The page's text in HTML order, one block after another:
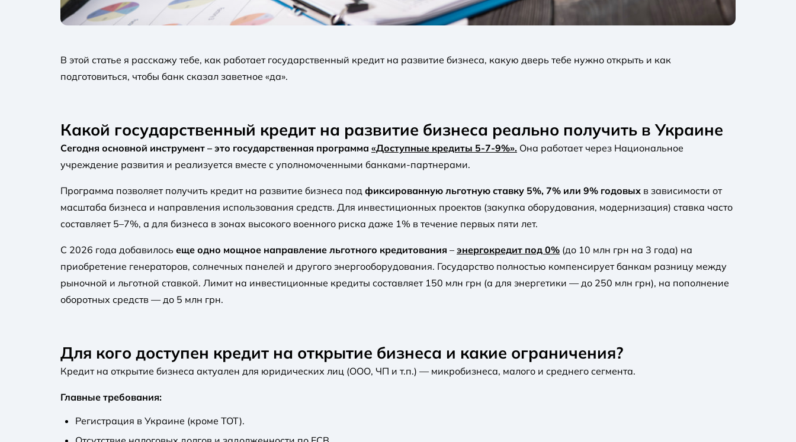
В этой статье я расскажу тебе, как работает государственный кредит на развитие бизнеса, какую дверь тебе нужно открыть и как
подготовиться, чтобы банк сказал заветное «да».
Какой государственный кредит на развитие бизнеса реально получить в Украине
Сегодня основной инструмент – это государственная программа «Доступные кредиты 5-7-9%». Она работает через Национальное
учреждение развития и реализуется вместе с уполномоченными банками-партнерами.
Программа позволяет получить кредит на развитие бизнеса под фиксированную льготную ставку 5%, 7% или 9% годовых в зависимости от
масштаба бизнеса и направления использования средств. Для инвестиционных проектов (закупка оборудования, модернизация) ставка часто
составляет 5–7%, а для бизнеса в зонах высокого военного риска даже 1% в течение первых пяти лет.
С 2026 года добавилось еще одно мощное направление льготного кредитования – энергокредит под 0% (до 10 млн грн на 3 года) на
приобретение генераторов, солнечных панелей и другого энергооборудования. Государство полностью компенсирует банкам разницу между
рыночной и льготной ставкой. Лимит на инвестиционные кредиты составляет 150 млн грн (а для энергетики — до 250 млн грн), на пополнение
оборотных средств — до 5 млн грн.
Для кого доступен кредит на открытие бизнеса и какие ограничения?
Кредит на открытие бизнеса актуален для юридических лиц (ООО, ЧП и т.п.) — микробизнеса, малого и среднего сегмента.
Главные требования:
Регистрация в Украине (кроме ТОТ).